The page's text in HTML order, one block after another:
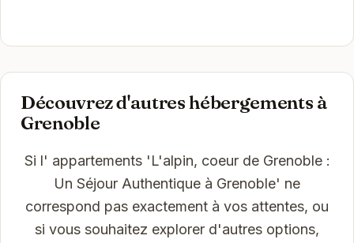
Découvrez d'autres hébergements à
Grenoble
Si l' appartements 'L'alpin, coeur de Grenoble :
Un Séjour Authentique à Grenoble' ne
correspond pas exactement à vos attentes, ou
si vous souhaitez explorer d'autres options,